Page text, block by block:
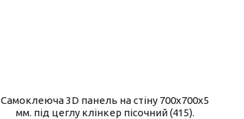
Самоклеюча 3D панель на стіну 700x700x5
мм. під цеглу клінкер пісочний (415).